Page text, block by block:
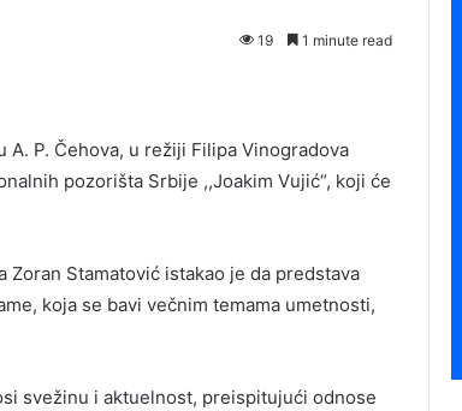
19 1 minute read
A. P. Čehova, u režiji Filipa Vinogradova
pozorišta Srbije ,,Joakim Vujić“, koji će
Stamatović istakao je da predstava
koja se bavi večnim temama umetnosti,
svežinu i aktuelnost, preispitujući odnose